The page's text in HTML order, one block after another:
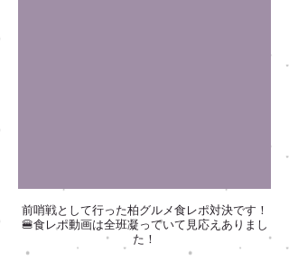
前哨戦として行った柏グルメ食レポ対決です！
🍔食レポ動画は全班凝っていて見応えありまし
た！